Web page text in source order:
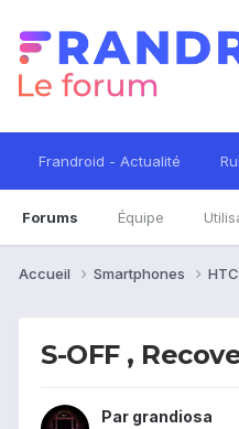
Frandroid - Actualité
Forums Équipe
Accueil Smartphones HTC
S-OFF ,
Par grandiosa